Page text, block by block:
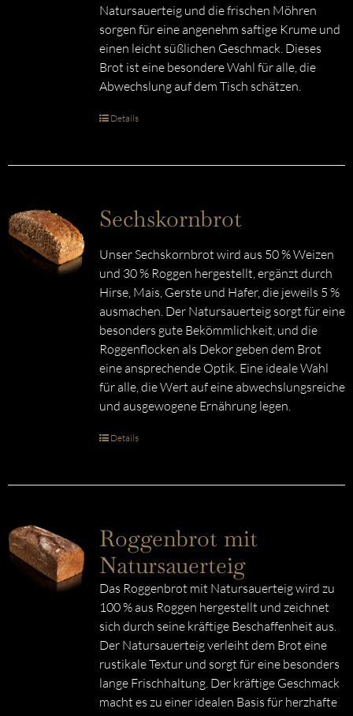
Natursauerteig und die frischen Möhren
sorgen für eine angenehm saftige Krume und
einen leicht süßlichen Geschmack. Dieses
Brot ist eine besondere Wahl für alle, die
Abwechslung auf dem Tisch schätzen.
Details
Sechskornbrot
Unser Sechskornbrot wird aus 50 % Weizen
und 30 % Roggen hergestellt, ergänzt durch
Hirse, Mais, Gerste und Hafer, die jeweils 5 %
ausmachen. Der Natursauerteig sorgt für eine
besonders gute Bekömmlichkeit, und die
Roggenflocken als Dekor geben dem Brot
eine ansprechende Optik. Eine ideale Wahl
für alle, die Wert auf eine abwechslungsreiche
und ausgewogene Ernährung legen.
Details
Roggenbrot mit
Natursauerteig
Das Roggenbrot mit Natursauerteig wird zu
100 % aus Roggen hergestellt und zeichnet
sich durch seine kräftige Beschaffenheit aus.
Der Natursauerteig verleiht dem Brot eine
rustikale Textur und sorgt für eine besonders
lange Frischhaltung. Der kräftige Geschmack
macht es zu einer idealen Basis für herzhafte